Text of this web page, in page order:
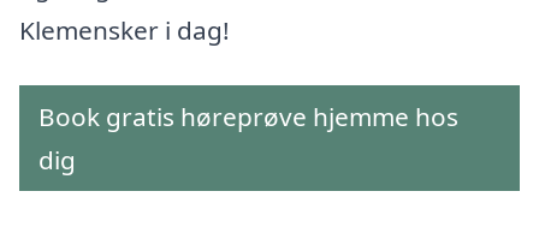
Klemensker i dag!
Book gratis høreprøve hjemme hos
dig